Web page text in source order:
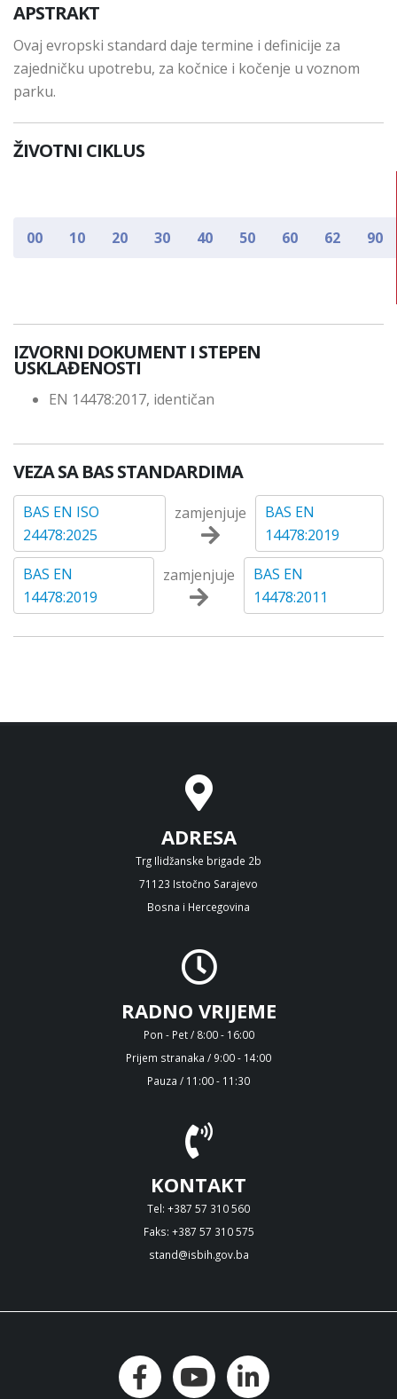
APSTRAKT
Ovaj evropski standard daje termine i definicije za
zajedničku upotrebu, za kočnice i kočenje u voznom
parku.
ŽIVOTNI CIKLUS
00 10 20 30 40 50 60 62 90
IZVORNI DOKUMENT I STEPEN
USKLAĐENOSTI
EN 14478:2017, identičan
VEZA SA BAS STANDARDIMA
BAS EN ISO
24478:2025
zamjenjuje
BAS EN
14478:2019
BAS EN
14478:2019
zamjenjuje
BAS EN
14478:2011
ADRESA
Trg Ilidžanske brigade 2b
71123 Istočno Sarajevo
Bosna i Hercegovina
RADNO VRIJEME
Pon - Pet / 8:00 - 16:00
Prijem stranaka / 9:00 - 14:00
Pauza / 11:00 - 11:30
KONTAKT
Tel: +387 57 310 560
Faks: +387 57 310 575
stand@isbih.gov.ba